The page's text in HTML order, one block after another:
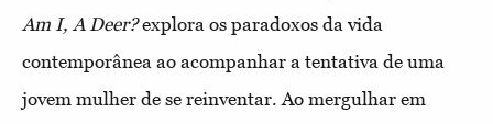
Am I, A Deer?explora os paradoxos da vida
contemporânea ao acompanhar a tentativa de uma
jovem mulher de se reinventar. Ao mergulhar em